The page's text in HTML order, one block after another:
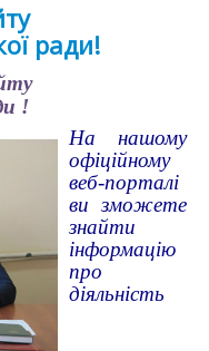
ради!
!
На нашому
офіційному
веб-порталі
ви зможете
знайти
інформацію
про
діяльність